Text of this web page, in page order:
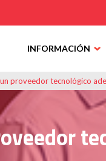
INFORMACIÓN
proveedor tecnológico